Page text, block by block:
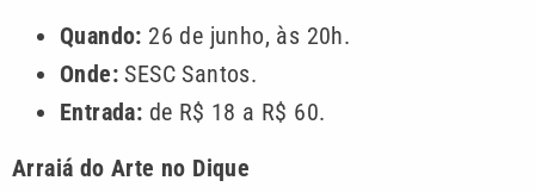
Quando: 26 de junho, às 20h.
Onde: SESC Santos.
Entrada: de R$ 18 a R$ 60.
Arraiá do Arte no Dique